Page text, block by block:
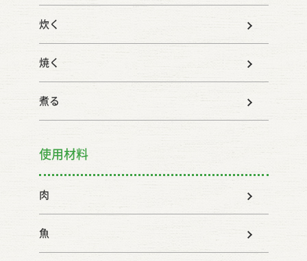
炊く
焼く
煮る
使用材料
肉
魚